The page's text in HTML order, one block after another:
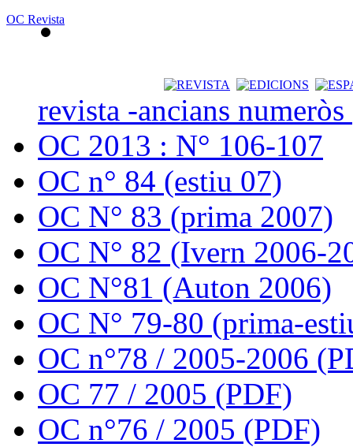
OC Revista
revista -ancians
OC 2013 : N° 106-107
OC n° 84 (estiu 07)
OC N° 83 (prima 2007)
OC N° 82 (Ivern 2006-
OC N°81 (Auton 2006)
OC N° 79-80 (prima-
OC n°78 / 2005-2006
OC 77 / 2005 (PDF)
OC n°76 / 2005 (PDF)